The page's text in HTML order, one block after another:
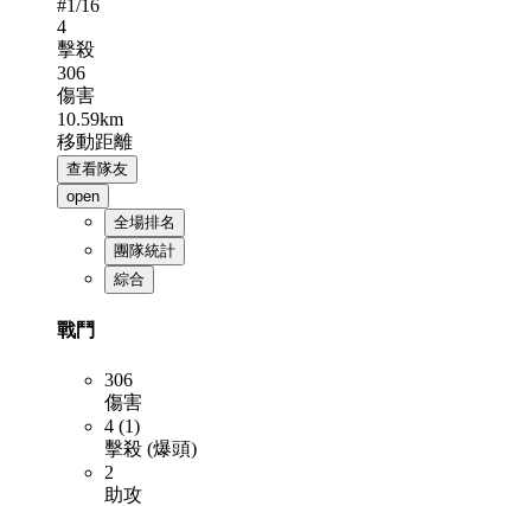
#1/16
4
擊殺
306
傷害
10.59km
移動距離
查看隊友
open
全場排名
團隊統計
綜合
戰鬥
306
傷害
4 (1)
擊殺 (爆頭)
2
助攻